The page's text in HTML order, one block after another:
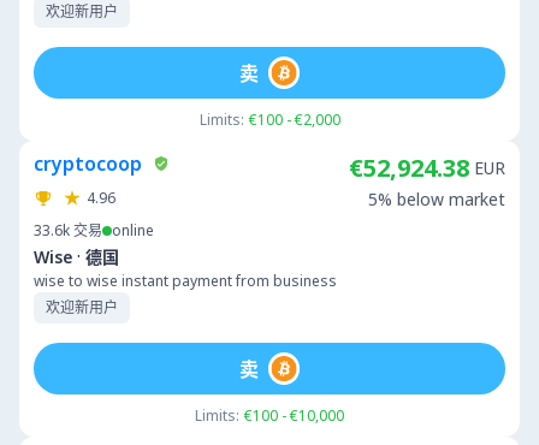
欢迎新用户
Limits: €100 - €2,000
卖
cryptocoop
4.96
33.6k交易 online
Wise · 德国
wise to wise instant payment from business
欢迎新用户
€52,924.38 EUR
5% below market
Limits: €100 - €10,000
卖